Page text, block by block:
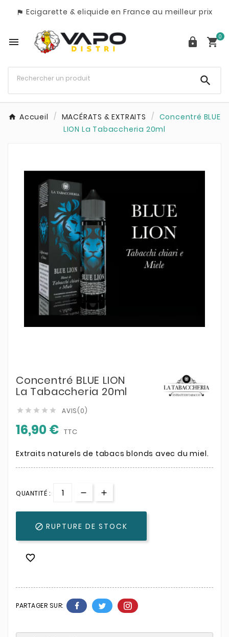
 Ecigarette & eliquide en France au meilleur prix
  0

Accueil MACÉRATS & EXTRAITS
Concentré BLUE
LION La Tabaccheria 20ml
Concentré BLUE LION
La Tabaccheria 20ml
     AVIS(0)
16,90 € TTC
Extraits naturels de tabacs blonds avec du miel.
QUANTITÉ :
 RUPTURE DE STOCK

PARTAGER SUR: